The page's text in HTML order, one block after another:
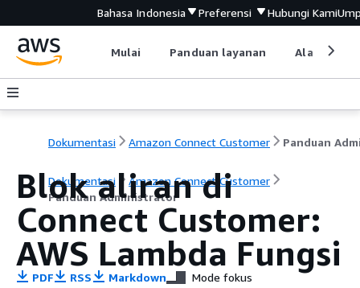
Bahasa Indonesia Preferensi Hubungi Kami
Mulai Panduan layanan Alat
Dokumentasi Amazon Connect Customer
Dokumentasi
Amazon Connect Customer
Panduan Administrator
Blok aliran di
Connect Customer:
AWS Lambda Fungsi
PDF RSS Markdown Mode fokus